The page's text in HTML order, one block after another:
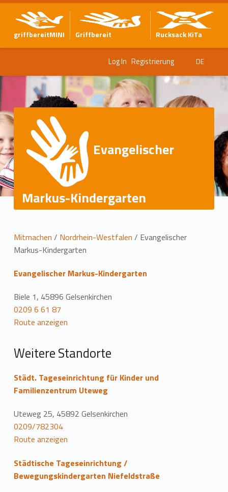
griffbereitMINI Griffbereit Rucksack KiTa
Log In Registrierung DE
Evangelischer
Markus-Kindergarten
L
o
c
a
t
i
o
n
Mitmachen / Nordrhein-Westfalen / Evangelischer
Markus-Kindergarten
Evangelischer Markus-Kindergarten
Biele 1, 45896 Gelsenkirchen
0209 6 61 87
Route anzeigen
Weitere Standorte
Städt. Tageseinrichtung für Kinder und
Familienzentrum Uteweg
Uteweg 25, 45892 Gelsenkirchen
0209/782304
Route anzeigen
Städtische Tageseinrichtung /
Bewegungskindergarten Niefeldstraße